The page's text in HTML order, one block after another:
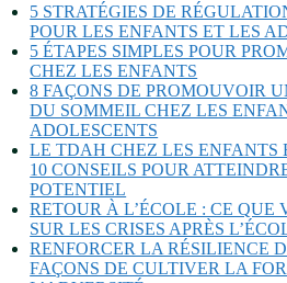
5 STRATÉGIES DE
POUR LES ENFANTS ET LES
5 ÉTAPES SIMPLES POUR
CHEZ LES ENFANTS
8 FAÇONS DE PROMOUVOIR
DU SOMMEIL CHEZ LES
ADOLESCENTS
LE TDAH CHEZ LES ENFANTS
10 CONSEILS POUR
POTENTIEL
RETOUR À L’ÉCOLE : CE QUE
SUR LES CRISES APRÈS
RENFORCER LA RÉSILIENCE
FAÇONS DE CULTIVER LA